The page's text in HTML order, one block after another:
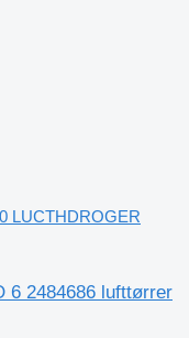
LUCTHDROGER
6 2484686 lufttørrer